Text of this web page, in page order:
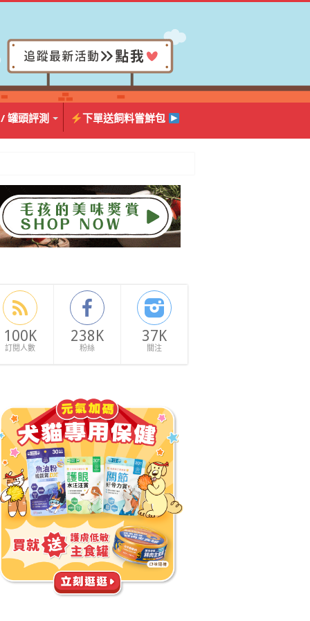
罐頭評測 下單送飼料嘗鮮包
100K
訂閱人數
238K
粉絲
37K
關注